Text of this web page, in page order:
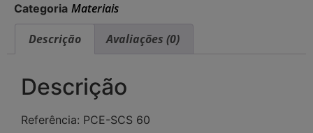
Categoria Materiais
Descrição
Avaliações (0)
Descrição
Referência: PCE-SCS 60